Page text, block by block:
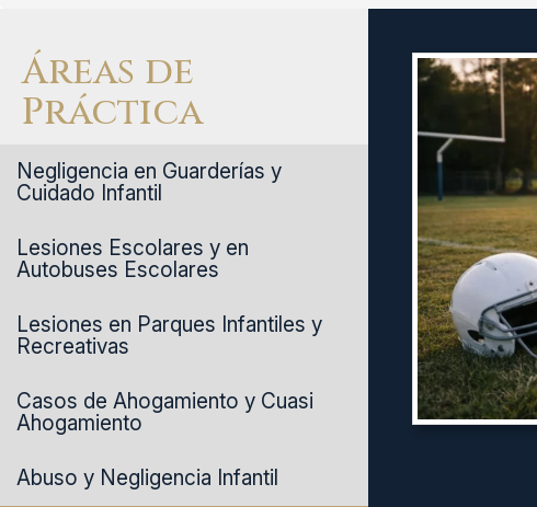
Áreas de
Práctica
Negligencia en Guarderías y
Cuidado Infantil
Lesiones Escolares y en
Autobuses Escolares
Lesiones en Parques Infantiles y
Recreativas
Casos de Ahogamiento y Cuasi
Ahogamiento
Abuso y Negligencia Infantil